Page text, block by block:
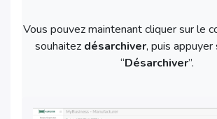
Vous pouvez maintenant cliquer sur le
souhaitez désarchiver, puis
“Désarchiver”.